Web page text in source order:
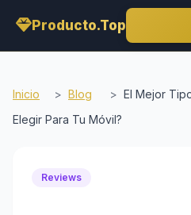
Producto.Top
Inicio > Blog > El Mejor
Elegir Para Tu Móvil?
Reviews